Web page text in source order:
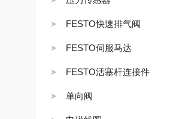
FESTO快速排气阀
FESTO伺服马达
FESTO活塞杆连接件
单向阀